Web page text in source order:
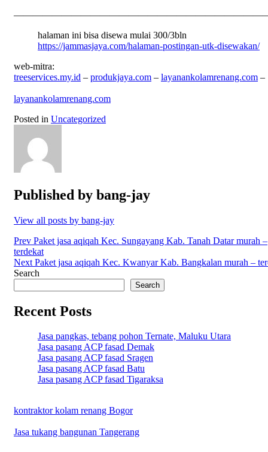
halaman ini bisa disewa mulai 300/3bln
https://jammasjaya.com/halaman-postingan-utk-disewakan/
web-mitra:
treeservices.my.id – produkjaya.com – layanankolamrenang.com –
layanankolamrenang.com
Posted in Uncategorized
Published by bang-jay
View all posts by bang-jay
Post
navigation
Prev Paket jasa aqiqah Kec. Sungayang Kab. Tanah Datar murah –
terdekat
Next Paket jasa aqiqah Kec. Kwanyar Kab. Bangkalan murah –
Search
Search
Recent Posts
Jasa pangkas, tebang pohon Ternate, Maluku Utara
Jasa pasang ACP fasad Demak
Jasa pasang ACP fasad Sragen
Jasa pasang ACP fasad Batu
Jasa pasang ACP fasad Tigaraksa
kontraktor kolam renang Bogor
Jasa tukang bangunan Tangerang